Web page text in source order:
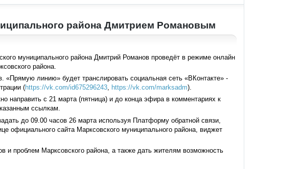
района Дмитрием Романовым
муниципального района Дмитрий Романов проведёт в режиме онлайн
района.
«Прямую линию» будет транслировать социальная сеть «ВКонтакте» -
(https://vk.com/id675296243, https://vk.com/marksadm).
направить с 21 марта (пятница) и до конца эфира в комментариях к
ссылкам.
до 09.00 часов 26 марта используя Платформу обратной связи,
официального сайта Марксовского муниципального района, виджет
и проблем Марксовского района, а также дать жителям возможность